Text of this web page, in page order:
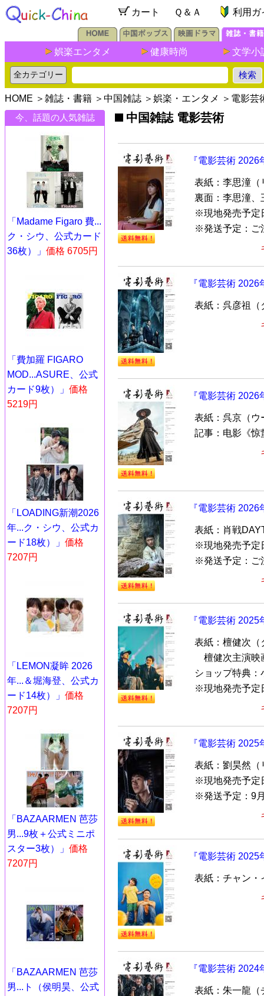
カート Ｑ＆Ａ 利用ガ
娯楽エンタメ 健康時尚 文学小
HOME ＞ 雑誌・書籍 ＞ 中国雑誌 ＞ 娯楽・エンタメ ＞ 電影芸
今、話題の人気雑誌
「Madame Figaro 費...
ク・シウ、公式カード
36枚）」 価格 6705円
「費加羅 FIGARO
MOD...ASURE、公式
カード9枚）」 価格
5219円
「LOADING新潮2026
年...ク・シウ、公式カ
ード18枚）」 価格
7207円
「LEMON凝眸 2026
年...＆堀海登、公式カ
ード14枚）」 価格
7207円
「BAZAARMEN 芭莎
男...9枚＋公式ミニポ
スター3枚）」 価格
7207円
「BAZAARMEN 芭莎
男...ト（侯明昊、公式
中国雑誌 電影芸術
『電影芸術
表紙：李思潼（
裏面：李思潼、
※現地発売予定
※発送予定：ご
『電影芸術
表紙：呉彦祖（
『電影芸術
表紙：呉京（ウ
記事：电影《惊
『電影芸術
表紙：肖戦
※現地発売予定
※発送予定：ご
『電影芸術
表紙：檀健次（
檀健次主演映
ショップ特典：
※現地発売予定
『電影芸術
表紙：劉昊然（
※現地発売予定
※発送予定：9
『電影芸術
表紙：チャン・
『電影芸術
表紙：朱一龍（